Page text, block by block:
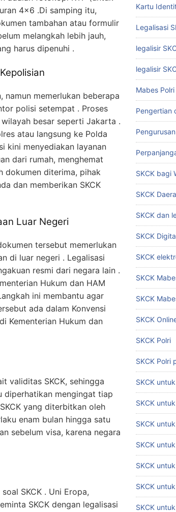
4×6 .Di samping itu,
tambahan atau formulir
melangkah lebih jauh,
harus dipenuhi .
namun memerlukan beberapa
polisi setempat . Proses
besar seperti Jakarta .
atau langsung ke Polda
kini menyediakan layanan
dari rumah, menghemat
dokumen diterima, pihak
dan memberikan SKCK
Luar Negeri
tersebut memerlukan
di luar negeri . Legalisasi
resmi dari negara lain .
Hukum dan HAM
ini membantu agar
ada dalam Konvensi
Kementerian Hukum dan
validitas SKCK, sehingga
diperhatikan mengingat tiap
yang diterbitkan oleh
enam bulan hingga satu
sebelum visa, karena negara
SKCK . Uni Eropa,
SKCK dengan legalisasi
Kartu
Legalisasi
legalisir
legalisir
Mabes Polri
Pengertian
SKCK bagi
SKCK
SKCK dan
SKCK
SKCK
SKCK
SKCK
SKCK
SKCK Polri
SKCK Polri
SKCK
SKCK
SKCK
SKCK
SKCK
SKCK
SKCK